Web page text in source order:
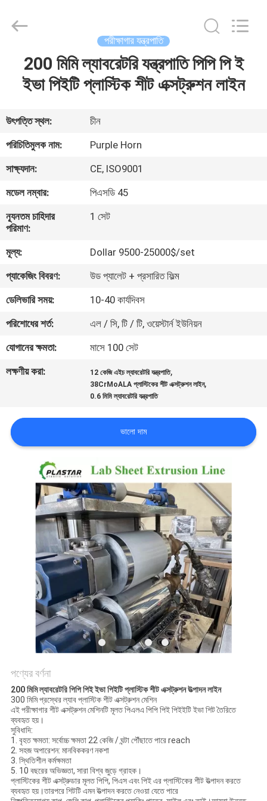
আমাদের
সম্পর্কে
কারখানা
ভ্রমণ
মান
নিয়ন্ত্রণ
যোগাযোগ
করুন
উদ্ধৃতির
আবেদন
PRIVACY
POLICY
Reserved.
পরীক্ষাগার যন্ত্রপাতি
200 মিমি ল্যাবরেটরি যন্ত্রপাতি পিপি পি ই
ইভা পিইটি প্লাস্টিক শীট এক্সট্রুশন লাইন
উৎপত্তি স্থল:
চীন
পরিচিতিমুলক নাম:
Purple Horn
সাক্ষ্যদান:
CE, ISO9001
মডেল নম্বার:
পিএসডি 45
ন্যূনতম চাহিদার
পরিমাণ:
1 সেট
মূল্য:
Dollar 9500-25000$/set
প্যাকেজিং বিবরণ:
উড প্যালেট + প্রসারিত ফিল্ম
ডেলিভারি সময়:
10-40 কার্যদিবস
পরিশোধের শর্ত:
এল / সি, টি / টি, ওয়েস্টার্ন ইউনিয়ন
যোগানের ক্ষমতা:
মাসে 100 সেট
লক্ষণীয় করা:
12 কেজি এইচ ল্যাবরেটরি যন্ত্রপাতি,
38CrMoALA প্লাস্টিকের শীট এক্সট্রুশন লাইন,
0.6 মিমি ল্যাবরেটরি যন্ত্রপাতি
ভালো দাম
পণ্যের বর্ণনা
200 মিমি ল্যাবরেটরি পিপি পিই ইভা পিইটি প্লাস্টিক শীট এক্সট্রুশন উত্পাদন লাইন
300 মিমি প্রস্থের ল্যাব প্লাস্টিক শীট এক্সট্রুশন মেশিন
এই পরীক্ষাগার শীট এক্সট্রুশন মেশিনটি মূলত পিএলএ পিপি পিই পিইইটি ইভা শিট তৈরিতে
ব্যবহৃত হয়।
সুবিধাদি:
1. বৃহত ক্ষমতা: সর্বোচ্চ ক্ষমতা 22 কেজি / ঘন্টা পৌঁছাতে পারে reach
2. সহজ অপারেশন: মানবিককরণ নকশা
3. স্থিতিশীল কর্মক্ষমতা
5. 10 বছরের অভিজ্ঞতা, সারা বিশ্ব জুড়ে গ্রাহক।
প্লাস্টিকের শীট এক্সট্রুডার মূলত পিপি, পিএস এবং পিই এর প্লাস্টিকের শীট উত্পাদন করতে
ব্যবহৃত হয়।তারপরে শিটটি এমন উত্পাদন করতে নেওয়া যেতে পারে